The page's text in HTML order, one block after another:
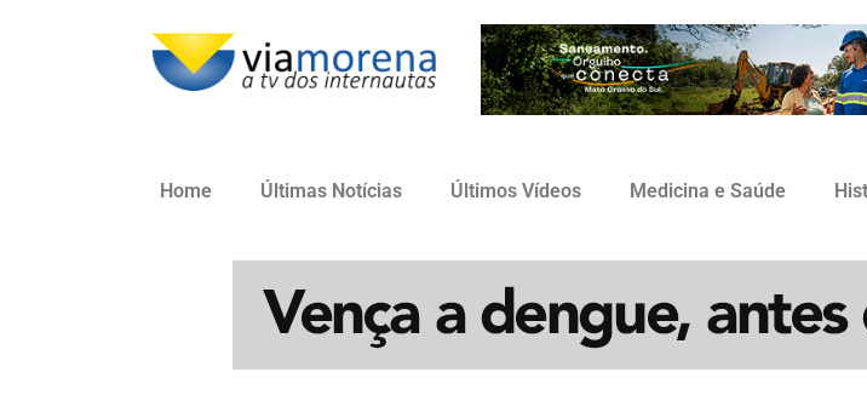
Home Últimas Notícias Últimos Vídeos Medicina e Saúde